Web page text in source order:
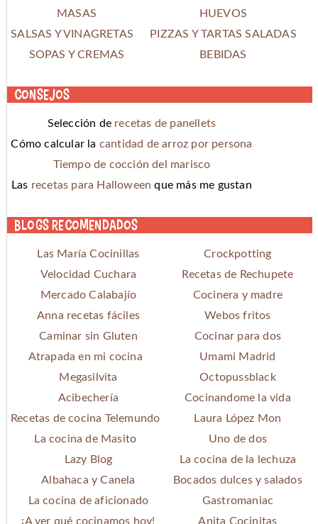
MASAS
HUEVOS
SALSAS Y VINAGRETAS
PIZZAS Y TARTAS SALADAS
SOPAS Y CREMAS
BEBIDAS
Consejos
Selección de recetas de panellets
Cómo calcular la cantidad de arroz por persona
Tiempo de cocción del marisco
Las recetas para Halloween que más me gustan
Blogs recomendados
Las María Cocinillas
Crockpotting
Velocidad Cuchara
Recetas de Rechupete
Mercado Calabajío
Cocinera y madre
Anna recetas fáciles
Webos fritos
Caminar sin Gluten
Cocinar para dos
Atrapada en mi cocina
Umami Madrid
Megasilvita
Octopussblack
Acibechería
Cocinandome la vida
Recetas de cocina Telemundo
Laura López Mon
La cocina de Masito
Uno de dos
Lazy Blog
La cocina de la lechuza
Albahaca y Canela
Bocados dulces y salados
La cocina de aficionado
Gastromaniac
¡A ver qué cocinamos hoy!
Anita Cocinitas